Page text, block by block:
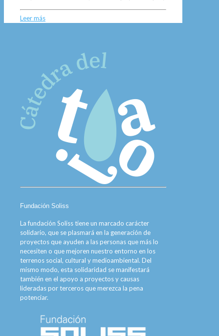
Leer más
Fundación Soliss
La fundación Soliss tiene un marcado carácter
solidario, que se plasmará en la generación de
proyectos que ayuden a las personas que más lo
necesiten o que mejoren nuestro entorno en los
terrenos social, cultural y medioambiental. Del
mismo modo, esta solidaridad se manifestará
también en el apoyo a proyectos y causas
lideradas por terceros que merezca la pena
potenciar.